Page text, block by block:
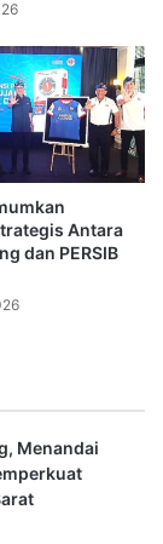
Antara
dan PERSIB
Menandai